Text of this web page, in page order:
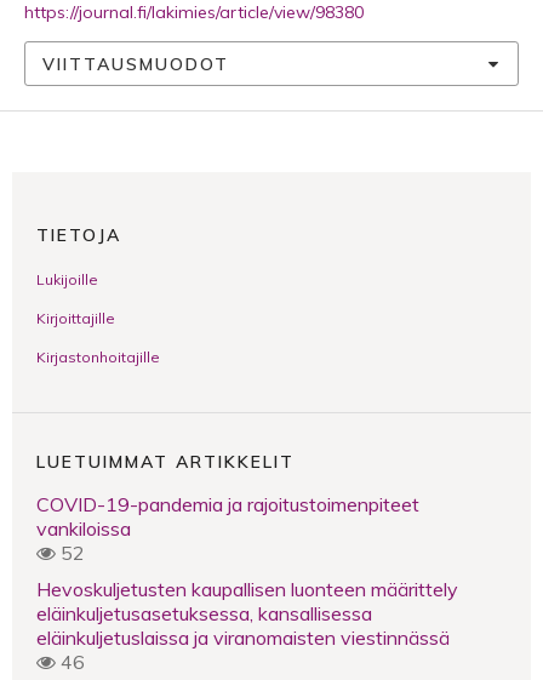
https://journal.fi/lakimies/article/view/98380
VIITTAUSMUODOT
TIETOJA
Lukijoille
Kirjoittajille
Kirjastonhoitajille
LUETUIMMAT ARTIKKELIT
COVID-19-pandemia ja rajoitustoimenpiteet
vankiloissa
52
Hevoskuljetusten kaupallisen luonteen määrittely
eläinkuljetusasetuksessa, kansallisessa
eläinkuljetuslaissa ja viranomaisten viestinnässä
46